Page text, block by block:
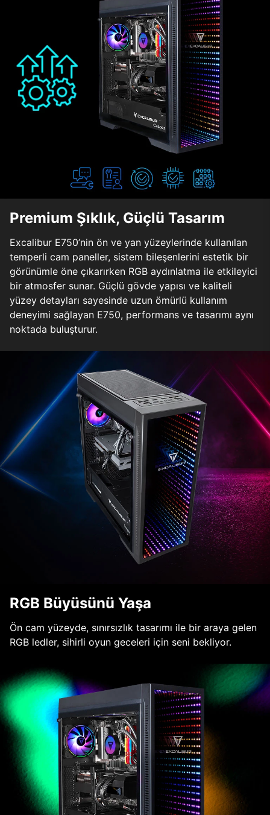
Premium Şıklık, Güçlü Tasarım
Excalibur E750’nin ön ve yan yüzeylerinde kullanılan
temperli cam paneller, sistem bileşenlerini estetik bir
görünümle öne çıkarırken RGB aydınlatma ile etkileyici
bir atmosfer sunar. Güçlü gövde yapısı ve kaliteli
yüzey detayları sayesinde uzun ömürlü kullanım
deneyimi sağlayan E750, performans ve tasarımı aynı
noktada buluşturur.
RGB Büyüsünü Yaşa
Ön cam yüzeyde, sınırsızlık tasarımı ile bir araya gelen
RGB ledler, sihirli oyun geceleri için seni bekliyor.